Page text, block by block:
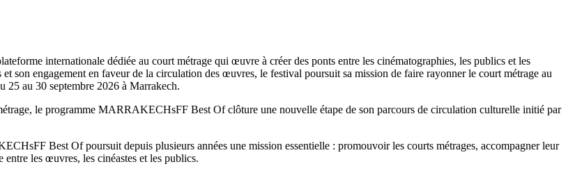
internationale dédiée au court métrage qui œuvre à créer des ponts entre les cinématographies, les publics et les
son engagement en faveur de la circulation des œuvres, le festival poursuit sa mission de faire rayonner le court métrage au
au 30 septembre 2026 à Marrakech.
le programme MARRAKECHsFF Best Of clôture une nouvelle étape de son parcours de circulation culturelle initié par
Best Of poursuit depuis plusieurs années une mission essentielle : promouvoir les courts métrages, accompagner leur
les œuvres, les cinéastes et les publics.